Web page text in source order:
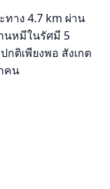
ทาง 4.7 km ผ่าน
นหมีในรัศมี 5
กติเพียงพอ สังเกต
คน